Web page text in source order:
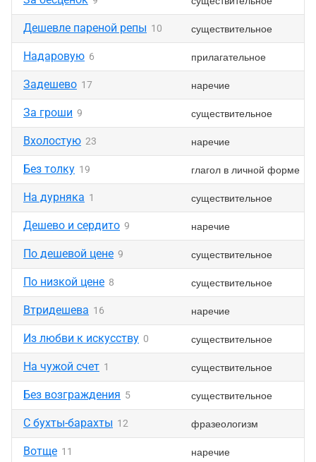
Дешевле пареной репы 10 существительное
Надаровую 6 прилагательное
Задешево 17 наречие
За гроши 9 существительное
Вхолостую 23 наречие
Без толку 19 глагол в личной форме
На дурняка 1 существительное
Дешево и сердито 9 наречие
По дешевой цене 9 существительное
По низкой цене 8 существительное
Втридешева 16 наречие
Из любви к искусству 0 существительное
На чужой счет 1 существительное
Без возграждения 5 существительное
С бухты-барахты 12 фразеологизм
Вотще 11 наречие